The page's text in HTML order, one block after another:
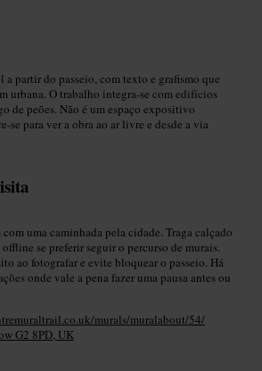
a partir do passeio, com texto e grafismo que
urbana. O trabalho integra-se com edifícios
de peões. Não é um espaço expositivo
se para ver a obra ao ar livre e desde a via
uma caminhada pela cidade. Traga calçado
se preferir seguir o percurso de murais.
ao fotografar e evite bloquear o passeio. Há
onde vale a pena fazer uma pausa antes ou
murals/muralabout/54/
G2 8PD, UK